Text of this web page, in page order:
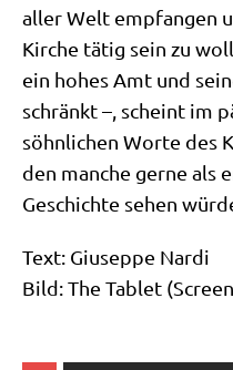
aller Welt emp­fan­gen
Kir­che tätig sein zu
ein hohes Amt und
schränkt –, scheint im
söhn­li­chen Wor­te des
den man­che ger­ne als
Geschich­te sehen
Text: Giu­sep­pe Nar­di
Bild: The Tablet